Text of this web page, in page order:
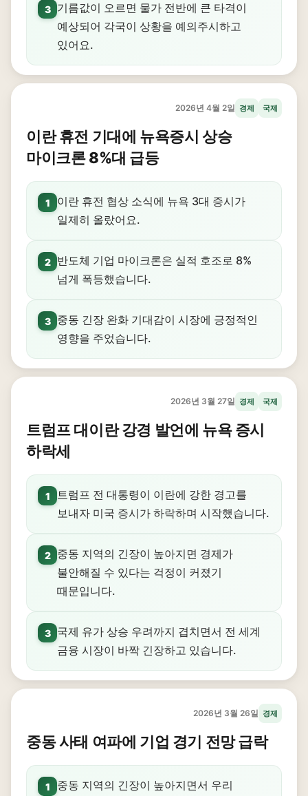
3
기름값이 오르면 물가 전반에 큰 타격이
예상되어 각국이 상황을 예의주시하고
있어요.
2026년 4월 2일 경제 국제
이란 휴전 기대에 뉴욕증시 상승
마이크론 8%대 급등
1
이란 휴전 협상 소식에 뉴욕 3대 증시가
일제히 올랐어요.
2
반도체 기업 마이크론은 실적 호조로 8%
넘게 폭등했습니다.
3
중동 긴장 완화 기대감이 시장에 긍정적인
영향을 주었습니다.
2026년 3월 27일 경제 국제
트럼프 대이란 강경 발언에 뉴욕 증시
하락세
1
트럼프 전 대통령이 이란에 강한 경고를
보내자 미국 증시가 하락하며 시작했습니다.
2
중동 지역의 긴장이 높아지면 경제가
불안해질 수 있다는 걱정이 커졌기
때문입니다.
3
국제 유가 상승 우려까지 겹치면서 전 세계
금융 시장이 바짝 긴장하고 있습니다.
2026년 3월 26일 경제
중동 사태 여파에 기업 경기 전망 급락
1
중동 지역의 긴장이 높아지면서 우리